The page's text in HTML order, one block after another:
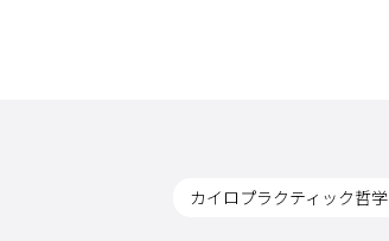
カイロプラクティック哲学